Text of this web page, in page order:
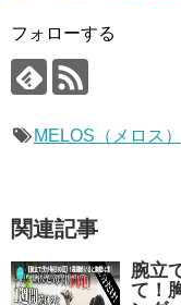
フォローする
MELOS（メロス）
関連記事
腕立
て！